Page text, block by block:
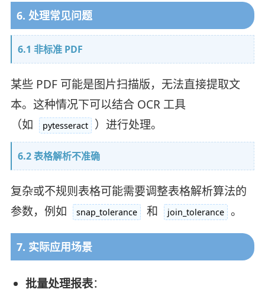
6. 处理常见问题
6.1 非标准 PDF
某些 PDF 可能是图片扫描版，无法直接提取文
本。这种情况下可以结合 OCR 工具
（如
pytesseract ）进行处理。
6.2 表格解析不准确
复杂或不规则表格可能需要调整表格解析算法的
参数，例如
snap_tolerance 和 join_tolerance 。
7. 实际应用场景
批量处理报表：